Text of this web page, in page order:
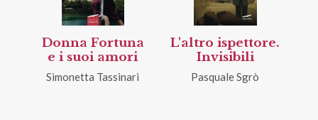
Donna Fortuna
e i suoi amori
Simonetta Tassinari
L'altro ispettore.
Invisibili
Pasquale Sgrò